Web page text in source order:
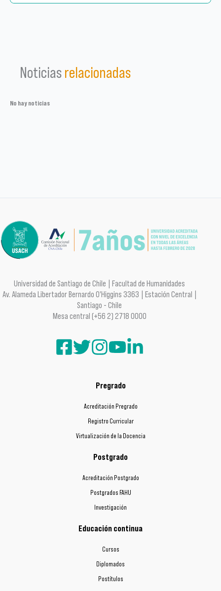
Noticias relacionadas
No hay noticias
Universidad de Santiago de Chile | Facultad de Humanidades
Av. Alameda Libertador Bernardo O'Higgins 3363 | Estación Central |
Santiago - Chile
Mesa central (+56 2) 2718 0000
Pregrado
Acreditación Pregrado
Registro Curricular
Virtualización de la Docencia
Postgrado
Acreditación Postgrado
Postgrados FAHU
Investigación
Educación continua
Cursos
Diplomados
Postítulos